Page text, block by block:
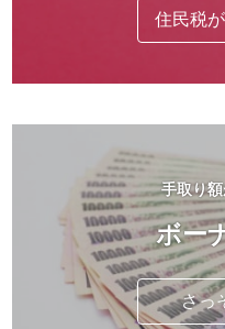
住民税
手取り
ボー
さっ